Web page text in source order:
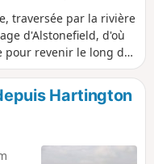
traversée par la rivière
d'Alstonefield, d'où
pour revenir le long de
Hartington